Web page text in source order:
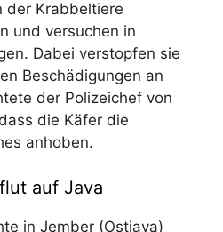
der Krabbeltiere
und versuchen in
Dabei verstopfen sie
Beschädigungen an
der Polizeichef von
die Käfer die
anhoben.
auf Java
in Jember (Ostjava)